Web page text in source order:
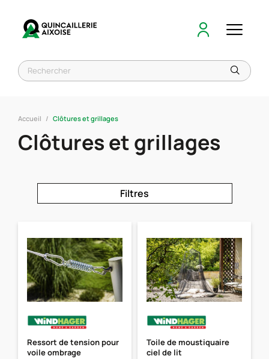
Accueil Clôtures et grillages
Clôtures et grillages
Filtres
Ressort de tension pour
voile ombrage
Toile de moustiquaire
ciel de lit